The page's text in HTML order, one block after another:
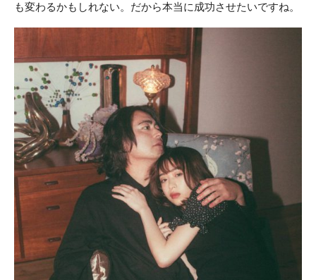
も変わるかもしれない。だから本当に成功させたいですね。